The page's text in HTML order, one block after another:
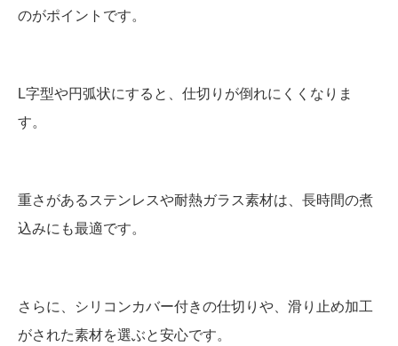
のがポイントです。
L字型や円弧状にすると、仕切りが倒れにくくなりま
す。
重さがあるステンレスや耐熱ガラス素材は、長時間の煮
込みにも最適です。
さらに、シリコンカバー付きの仕切りや、滑り止め加工
がされた素材を選ぶと安心です。